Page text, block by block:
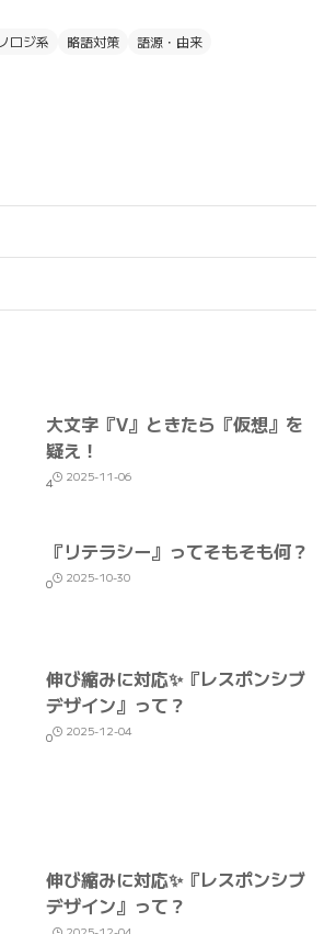
ロジ系 略語対策 語源・由来
大文字『V』ときたら『仮想』を
疑え！
4 2025-11-06
『リテラシー』ってそもそも何？
0 2025-10-30
伸び縮みに対応✨『レスポンシブ
デザイン』って？
0 2025-12-04
伸び縮みに対応✨『レスポンシブ
デザイン』って？